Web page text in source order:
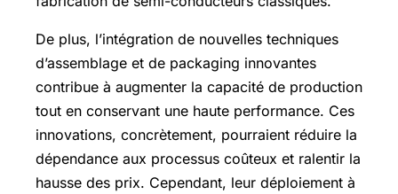
De plus, l’intégration de nouvelles techniques
d’assemblage et de packaging innovantes
contribue à augmenter la capacité de production
tout en conservant une haute performance. Ces
innovations, concrètement, pourraient réduire la
dépendance aux processus coûteux et ralentir la
hausse des prix. Cependant, leur déploiement à